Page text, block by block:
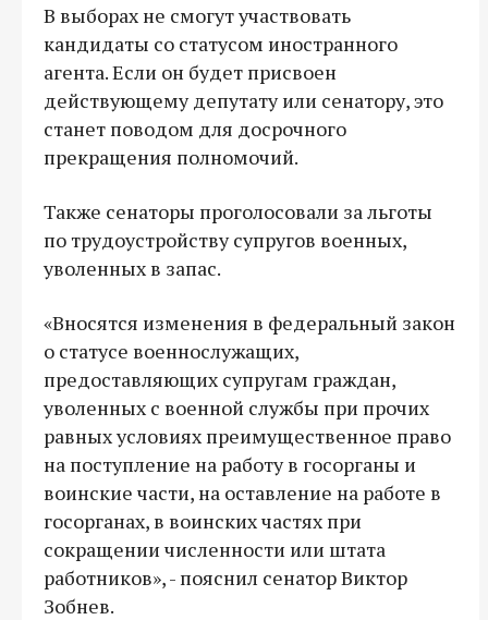
В выборах не смогут участвовать
кандидаты со статусом иностранного
агента. Если он будет присвоен
действующему депутату или сенатору, это
станет поводом для досрочного
прекращения полномочий.
Также сенаторы проголосовали за льготы
по трудоустройству супругов военных,
уволенных в запас.
«Вносятся изменения в федеральный закон
о статусе военнослужащих,
предоставляющих супругам граждан,
уволенных с военной службы при прочих
равных условиях преимущественное право
на поступление на работу в госорганы и
воинские части, на оставление на работе в
госорганах, в воинских частях при
сокращении численности или штата
работников», - пояснил сенатор Виктор
Зобнев.